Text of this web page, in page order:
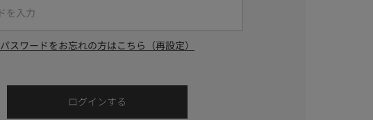
パスワードをお忘れの方はこちら（再設定）